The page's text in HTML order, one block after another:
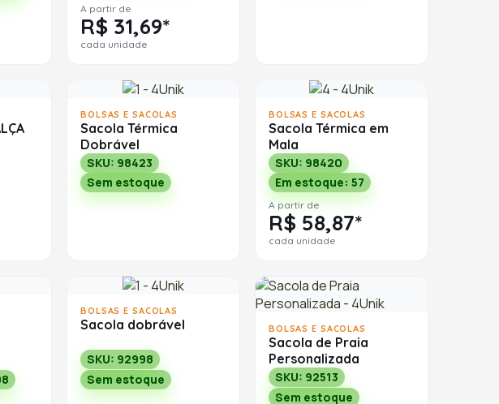
A partir de
R$ 31,69*
cada unidade
BOLSAS E SACOLAS
Sacola Térmica
Dobrável
SKU: 98423
Sem estoque
BOLSAS E SACOLAS
Sacola Térmica em
Mala
SKU: 98420
Em estoque: 57
A partir de
R$ 58,87*
cada unidade
BOLSAS E SACOLAS
Sacola dobrável
SKU: 92998
Sem estoque
BOLSAS E SACOLAS
Sacola de Praia
Personalizada
SKU: 92513
Sem estoque